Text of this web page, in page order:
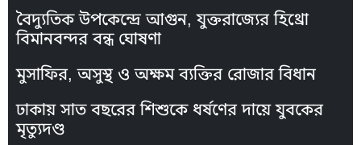
বৈদ্যুতিক উপকেন্দ্রে আগুন, যুক্তরাজ্যের হিথ্রো
বিমানবন্দর বন্ধ ঘোষণা
মুসাফির, অসুস্থ ও অক্ষম ব্যক্তির রোজার বিধান
ঢাকায় সাত বছরের শিশুকে ধর্ষণের দায়ে যুবকের
মৃত্যুদণ্ড